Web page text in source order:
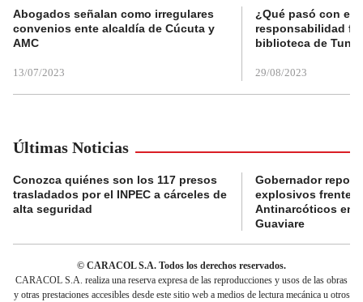
Abogados señalan como irregulares
convenios ente alcaldía de Cúcuta y
AMC
13/07/2023
¿Qué pasó con el
responsabilidad
biblioteca de
29/08/2023
Últimas Noticias
Conozca quiénes son los 117 presos
trasladados por el INPEC a cárceles de
alta seguridad
Gobernador
explosivos frente a
Antinarcóticos en
Guaviare
© CARACOL S.A. Todos los derechos reservados.
CARACOL S.A. realiza una reserva expresa de las reproducciones y usos de las obras
y otras prestaciones accesibles desde este sitio web a medios de lectura mecánica u otros